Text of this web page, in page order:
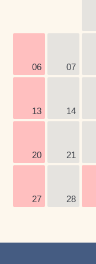
06 07
13 14
20 21
27 28